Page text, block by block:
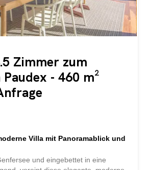
Zimmer zum
- 460 m²
Villa mit Panoramablick und
und eingebettet in eine